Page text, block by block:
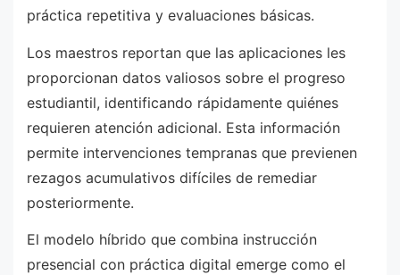
práctica repetitiva y evaluaciones básicas.
Los maestros reportan que las aplicaciones les
proporcionan datos valiosos sobre el progreso
estudiantil, identificando rápidamente quiénes
requieren atención adicional. Esta información
permite intervenciones tempranas que previenen
rezagos acumulativos difíciles de remediar
posteriormente.
El modelo híbrido que combina instrucción
presencial con práctica digital emerge como el